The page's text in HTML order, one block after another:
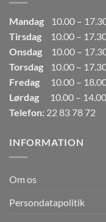
Mandag
10.00 –
Tirsdag
10.00 –
Onsdag
10.00 –
Torsdag
10.00 –
Fredag
10.00 –
Lørdag
10.00 – 14.00
Telefon: 22 83 78 72
INFORMATION
Om os
Persondatapolitik